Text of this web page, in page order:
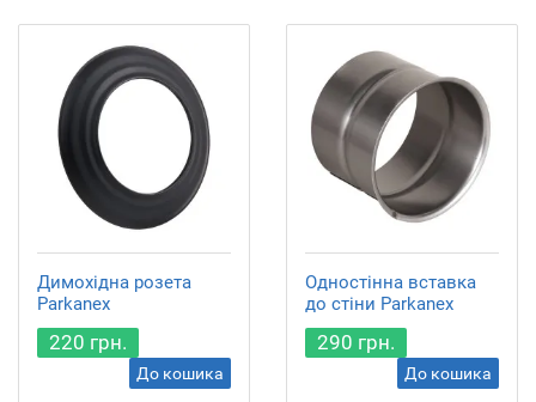
Димохідна розета
Parkanex
220 грн.
До кошика
Одностінна вставка
до стіни Parkanex
290 грн.
До кошика